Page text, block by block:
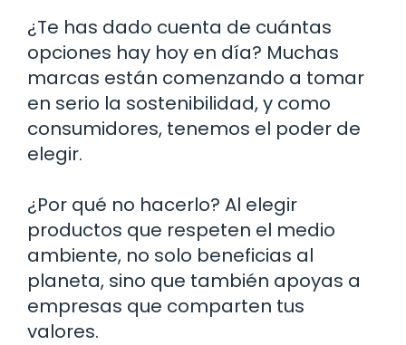
¿Te has dado cuenta de cuántas
opciones hay hoy en día? Muchas
marcas están comenzando a tomar
en serio la sostenibilidad, y como
consumidores, tenemos el poder de
elegir.
¿Por qué no hacerlo? Al elegir
productos que respeten el medio
ambiente, no solo beneficias al
planeta, sino que también apoyas a
empresas que comparten tus
valores.